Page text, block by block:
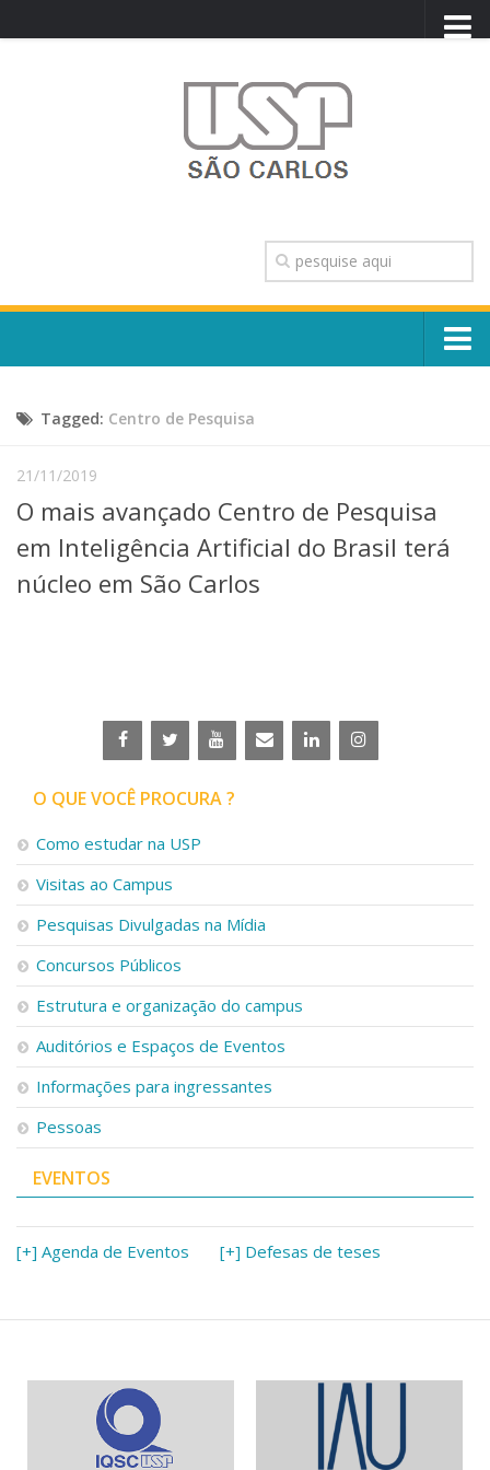
TRANSPARÊNCIA
OUVIDORIA
CONTATO
Escola, Institutos e Órgãos
Núcleos e Comissões
Telefones e Mapas
Pessoas
Graduação
Linhas de Pesquisa
Centros, Núcleos e Projetos em Rede
Iniciação Científica
Empresas Juniores
Extensão à Comunidade
Projetos, Programas e Cursos
Artes, Cultura e Esportes
Museus e Espaços Interativos
Serviços
Bibliotecas
Apoio ao Estudante
Segurança, Trânsito e Prevenção
RH, Administrativo e Financeiro
Outros serviços
Comunicação
Assessorias e Mídias
Aplicativos e Sites
Jornal da USP
Agenda de Eventos
Tagged: Centro de Pesquisa
21/11/2019
O mais avançado Centro de Pesquisa
em Inteligência Artificial do Brasil terá
núcleo em São Carlos
O QUE VOCÊ PROCURA ?
Como estudar na USP
Visitas ao Campus
Pesquisas Divulgadas na Mídia
Concursos Públicos
Estrutura e organização do campus
Auditórios e Espaços de Eventos
Informações para ingressantes
Pessoas
EVENTOS
[+] Agenda de Eventos [+] Defesas de teses